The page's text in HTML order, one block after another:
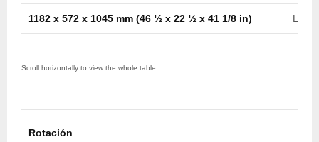
1182 x 572 x 1045 mm (46 ½ x 22 ½ x 41 1/8 in)
Rotación